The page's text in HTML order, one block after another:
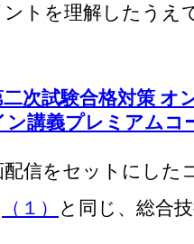
トを理解したうえ
次試験合格対策 オ
ン講義プレミアムコ
配信をセットにした
（１）
と同じ、総合